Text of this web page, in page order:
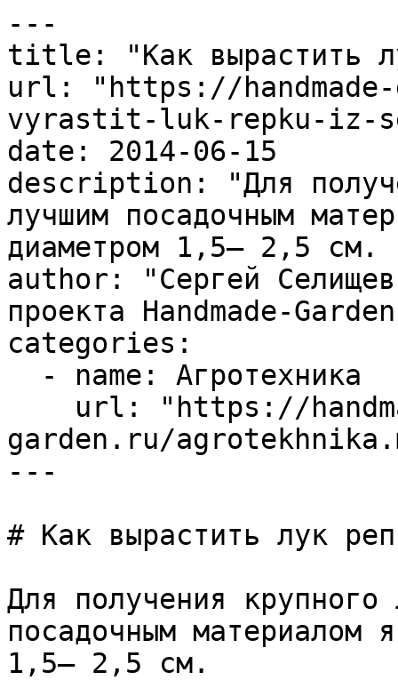
---
title: "Как вырастить
url: "https://
vyrastit-luk-repku-iz-
date: 2014-06-15
description: "Для
лучшим посадочным
диаметром 1,5– 2,5 см.
author: "Сергей
проекта Handmade-
categories:
garden.ru/
---
# Как вырастить лук
Для получения крупного
посадочным материалом
1,5– 2,5 см.